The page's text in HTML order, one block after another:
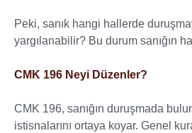
Peki, sanık hangi hallerde
yargılanabilir? Bu durum sanığın
CMK 196 Neyi Düzenler?
CMK 196, sanığın duruşmada
istisnalarını ortaya koyar. Genel